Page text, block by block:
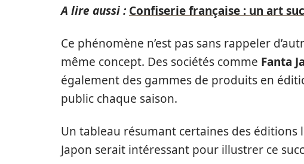
A lire aussi : Confiserie française : un art
Ce phénomène n’est pas sans rappeler
même concept. Des sociétés comme Fanta
également des gammes de produits en
public chaque saison.
Un tableau résumant certaines des éditions
Japon serait intéressant pour illustrer ce